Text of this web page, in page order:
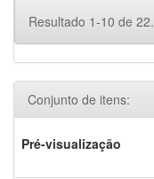
Resultado 1-10 de 22.
Conjunto de itens:
Pré-visualização